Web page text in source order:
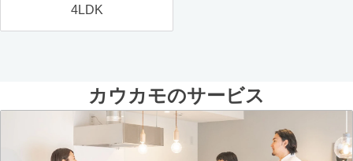
4LDK
カウカモのサービス